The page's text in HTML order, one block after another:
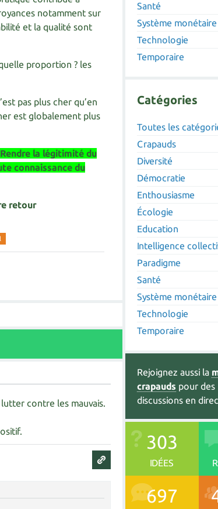
notamment sur
et la qualité sont
proportion ? les
pas plus cher qu’en
est globalement plus
la légitimité du
connaissance du
retour
contre les mauvais.
Santé
Système monétaire
Technologie
Temporaire
Catégories
Toutes les
Crapauds
Diversité
Démocratie
Enthousiasme
Écologie
Education
Intelligence
Paradigme
Santé
Système monétaire
Technologie
Temporaire
Rejoignez aussi la
crapauds pour des
discussions en
303
IDÉES
697